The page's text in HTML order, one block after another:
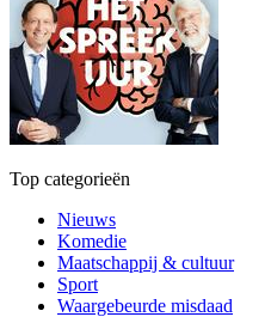
Top categorieën
Nieuws
Komedie
Maatschappij & cultuur
Sport
Waargebeurde misdaad